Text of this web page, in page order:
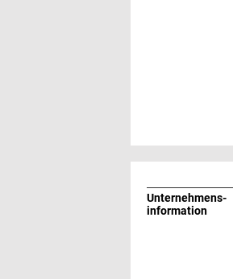
Unternehmens­
information